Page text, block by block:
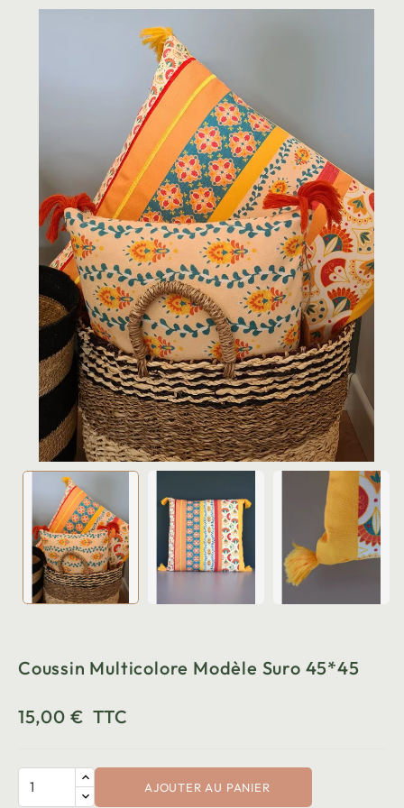
Coussin Multicolore Modèle Suro 45*45
15,00 € TTC
AJOUTER AU PANIER